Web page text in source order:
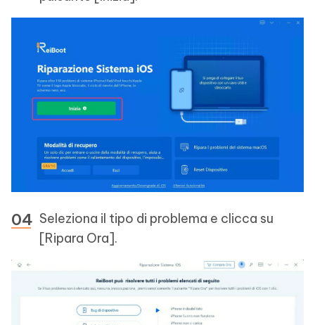
Seleziona il tipo di problema e clicca su
[Ripara Ora].